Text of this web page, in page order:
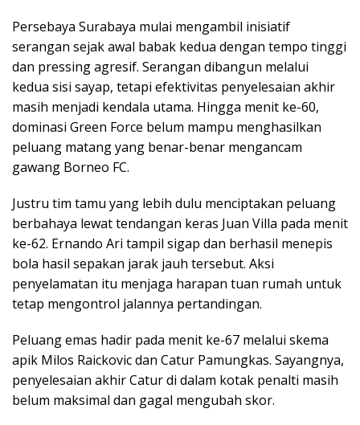
Persebaya Surabaya mulai mengambil inisiatif
serangan sejak awal babak kedua dengan tempo tinggi
dan pressing agresif. Serangan dibangun melalui
kedua sisi sayap, tetapi efektivitas penyelesaian akhir
masih menjadi kendala utama. Hingga menit ke-60,
dominasi Green Force belum mampu menghasilkan
peluang matang yang benar-benar mengancam
gawang Borneo FC.
Justru tim tamu yang lebih dulu menciptakan peluang
berbahaya lewat tendangan keras Juan Villa pada menit
ke-62. Ernando Ari tampil sigap dan berhasil menepis
bola hasil sepakan jarak jauh tersebut. Aksi
penyelamatan itu menjaga harapan tuan rumah untuk
tetap mengontrol jalannya pertandingan.
Peluang emas hadir pada menit ke-67 melalui skema
apik Milos Raickovic dan Catur Pamungkas. Sayangnya,
penyelesaian akhir Catur di dalam kotak penalti masih
belum maksimal dan gagal mengubah skor.